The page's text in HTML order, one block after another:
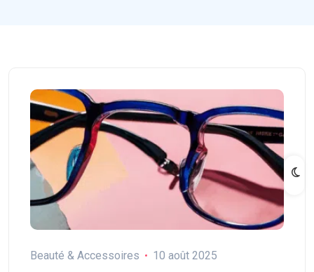
Beauté & Accessoires 10 août 2025